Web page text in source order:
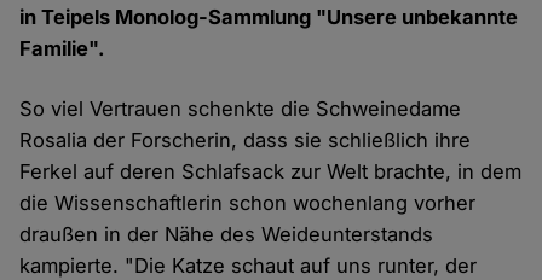
in Teipels Monolog-Sammlung "Unsere unbekannte
Familie".
So viel Vertrauen schenkte die Schweinedame
Rosalia der Forscherin, dass sie schließlich ihre
Ferkel auf deren Schlafsack zur Welt brachte, in dem
die Wissenschaftlerin schon wochenlang vorher
draußen in der Nähe des Weideunterstands
kampierte. "Die Katze schaut auf uns runter, der